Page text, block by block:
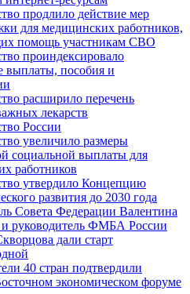
продлило действие мер
для медицинских работников,
помощь участникам СВО
проиндексировало
выплаты, пособия и
расширило перечень
лекарств
России
увеличило размеры
социальной выплаты для
работников
утвердило Концепцию
развития до 2030 года
Совета Федерации Валентина
руководитель ФМБА России
дали старт
40 стран подтвердили
экономическом форуме